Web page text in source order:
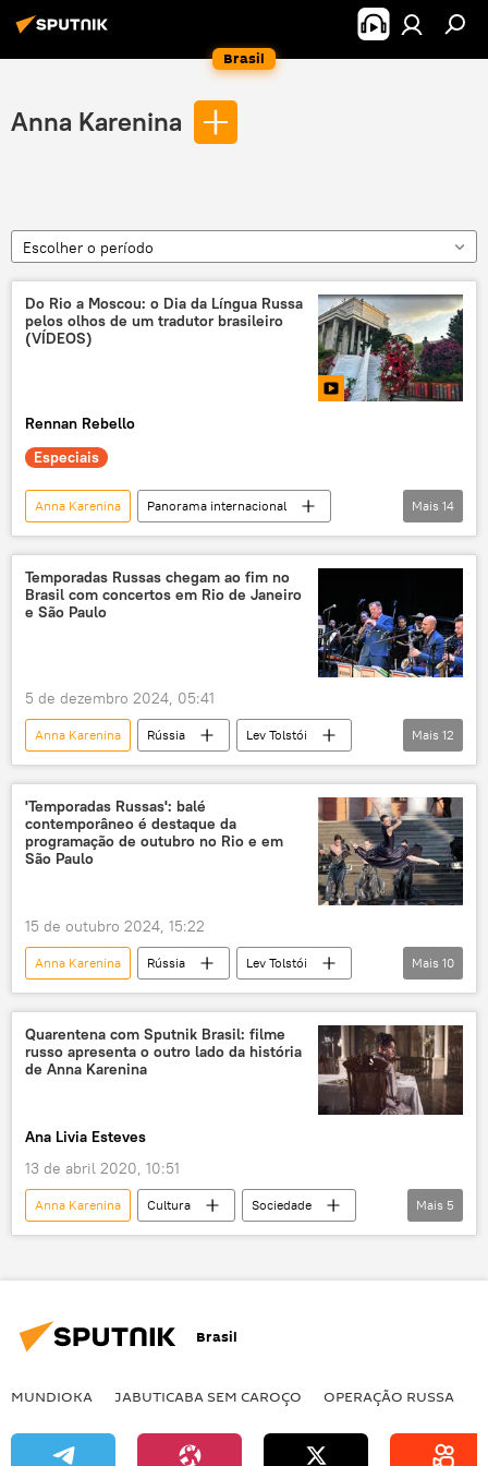
Brasil
Anna Karenina
Escolher o período
Do Rio a Moscou: o Dia da Língua Russa
pelos olhos de um tradutor brasileiro
(VÍDEOS)
Rennan Rebello
Especiais
Anna Karenina
Panorama internacional
exclusiva
Aleksandr Pushkin
Rússia
Moscou
literatura
Dia da Língua Russa
idioma russo
Federação da Rússia
Lev Tolstói
Universidade Federal do Rio de Janeiro
Mais 14
Temporadas Russas chegam ao fim no
Brasil com concertos em Rio de Janeiro
e São Paulo
5 de dezembro 2024, 05:41
Anna Karenina Rússia
Lev Tolstói
Brasil
Rio de Janeiro
São Paulo
BRICS
Ministério da Cultura
cultura
Cultura
músicas
Mais 12
'Temporadas Russas': balé
contemporâneo é destaque da
programação de outubro no Rio e em
São Paulo
15 de outubro 2024, 15:22
Anna Karenina Rússia
Lev Tolstói
Brasil
Rio de Janeiro
São Paulo
Cidade das Artes
Teatro Bradesco
balé
música
literatura
Mais 10
Quarentena com Sputnik Brasil: filme
russo apresenta o outro lado da história
de Anna Karenina
Ana Livia Esteves
13 de abril 2020, 10:51
Anna Karenina Cultura
Sociedade
Notícias
filme
quarentena
Mais 5
Brasil
MUNDIOKA JABUTICABA SEM CAROÇO OPERAÇÃO RUSSA